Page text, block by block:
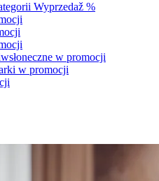
Wyprzedaž %
w promocji
w promocji